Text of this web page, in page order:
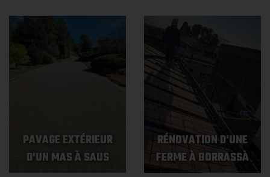
PAVAGE EXTÉRIEUR
D'UN MAS À SAUS
RÉNOVATION D'UNE
FERME À BORRASSÀ